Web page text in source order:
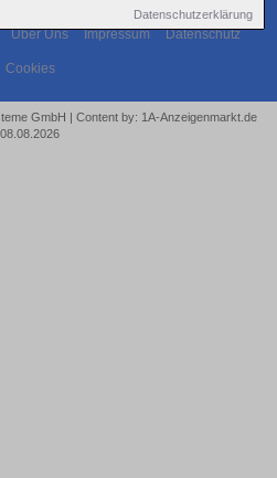
Datenschutzerklärung
Über Uns Impressum Datenschutz
Cookies
GmbH | Content by: 1A-Anzeigenmarkt.de
08.08.2026